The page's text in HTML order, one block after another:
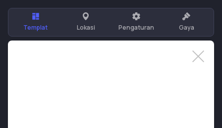
Templat Lokasi Pengaturan Gaya